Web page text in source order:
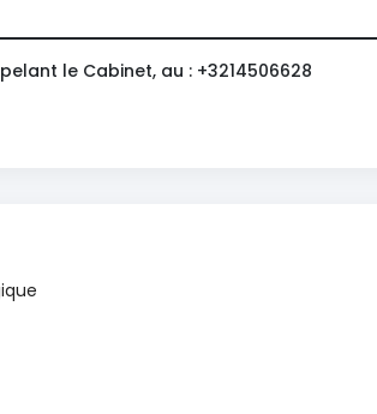
le Cabinet, au : +3214506628